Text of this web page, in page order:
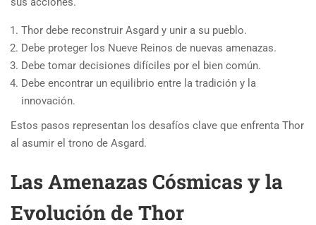
Thor debe reconstruir Asgard y unir a su pueblo.
Debe proteger los Nueve Reinos de nuevas amenazas.
Debe tomar decisiones difíciles por el bien común.
Debe encontrar un equilibrio entre la tradición y la
innovación.
Estos pasos representan los desafíos clave que enfrenta Thor
al asumir el trono de Asgard.
Las Amenazas Cósmicas y la
Evolución de Thor